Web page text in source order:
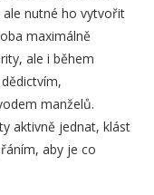
nutné ho vytvořit
maximálně
ale i během
manželů.
aktivně jednat, klást
aby je co